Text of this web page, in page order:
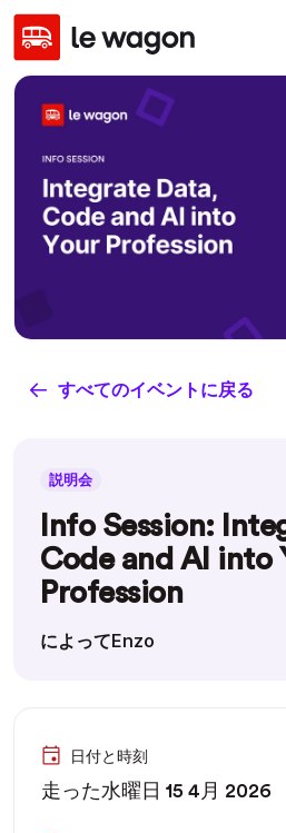
すべてのイベントに戻る
説明会
Info Session:
Code and AI into
Profession
によってEnzo
日付と時刻
走った水曜日 15 4月 2026